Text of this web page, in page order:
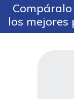
los